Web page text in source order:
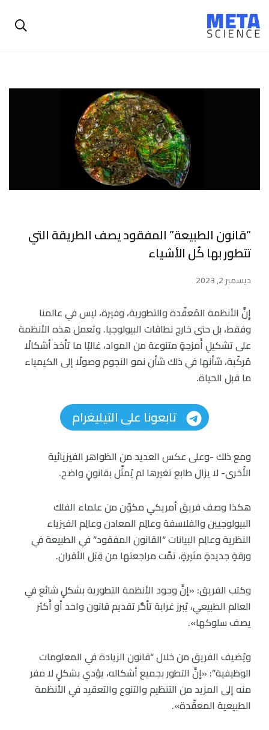
“قانون الطبيعة” المفقود يصف الطريقة التي
تتطور بها كُل الأشياء
ديسمبر 2, 2023
إِنَّ الأنظمة المُعقّدة والتطورية، وفيرة، ليس في عالمنا
وفقط، بل حتى خارج نطاقات البيولوجيا. وتعمل هذه الأنظمة
على تشكيلِ أَمزجةٍ متنوعة من المواد، غالبًا ما تأخذ أشكالًا
مُركّبة، شأنها في ذلك شأن نمو النجوم وصولًا إلى الكيمياء
ما قبل الحياة.
تابعونا على التيليغرام
ومع ذلك -وعلى عكس العديد من الظواهر الفيزيائية
الأُخرى- لا يزال طابع تغيرها لم يُمثَّل بقانونٍ واضح.
هكذا وصف فريق أمريكي مكوّن من علماء الفلك
البيولوجيين والفلاسفة وعالِم المعادن وعالِم الفيزياء
النظرية وعالِم البيانات “القانون المفقود” في الطبيعة في
ورقةٍ جديدةٍ مثيرةٍ، تمَّت مراجعتها من قِبَل الأقران.
وكتب الفريق: «إنَّ وجود الأنظمة التطورية بشكلٍ شائع في
العالم الطبيعي، يُبرز غرابة تأخُّر تقديم قانون واحد أو أَكثر
يصف سلوكها».
ويُضيف الفريق من خلال “قانون الزيادة في المعلومات
الوظيفية”: «إنَّ التطور بجميع أشكاله، يؤدي بشكلٍ لا مفر
منه إلى المزيد من التنظيم والتنوع والتعقيد في الأنظمة
الطبيعية المعقّدة».